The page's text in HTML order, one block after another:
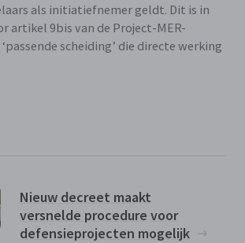
als initiatiefnemer geldt. Dit is in
artikel 9bis van de Project-MER-
scheiding’ die directe werking
Nieuw decreet maakt
versnelde procedure voor
defensieprojecten mogelijk